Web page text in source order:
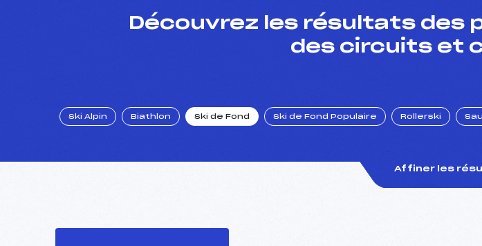
Découvrez les résultats des
des circuits et
Ski Alpin Biathlon Ski de Fond Ski de Fond Populaire Rollerski
Affiner les